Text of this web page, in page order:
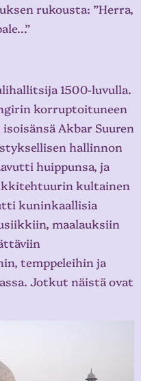
rukousta: ”Herra,
1500-luvulla.
korruptoituneen
Akbar Suuren
hallinnon
huippunsa, ja
kultainen
kuninkaallisia
maalauksiin
temppeleihin ja
Jotkut näistä ovat